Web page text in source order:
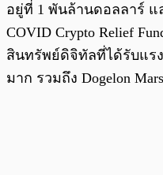
อยู่ที่ 1 พันล้านดอลลาร์ แ
COVID Crypto Relief
สินทรัพย์ดิจิทัลที่ได้รับแร
มาก รวมถึง Dogelon